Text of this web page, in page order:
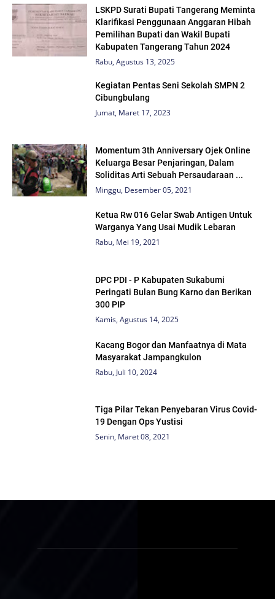
LSKPD Surati Bupati Tangerang Meminta
Klarifikasi Penggunaan Anggaran Hibah
Pemilihan Bupati dan Wakil Bupati
Kabupaten Tangerang Tahun 2024
Rabu, Agustus 13, 2025
Kegiatan Pentas Seni Sekolah SMPN 2
Cibungbulang
Jumat, Maret 17, 2023
Momentum 3th Anniversary Ojek Online
Keluarga Besar Penjaringan, Dalam
Soliditas Arti Sebuah Persaudaraan ...
Minggu, Desember 05, 2021
Ketua Rw 016 Gelar Swab Antigen Untuk
Warganya Yang Usai Mudik Lebaran
Rabu, Mei 19, 2021
DPC PDI - P Kabupaten Sukabumi
Peringati Bulan Bung Karno dan Berikan
300 PIP
Kamis, Agustus 14, 2025
Kacang Bogor dan Manfaatnya di Mata
Masyarakat Jampangkulon
Rabu, Juli 10, 2024
Tiga Pilar Tekan Penyebaran Virus Covid-
19 Dengan Ops Yustisi
Senin, Maret 08, 2021